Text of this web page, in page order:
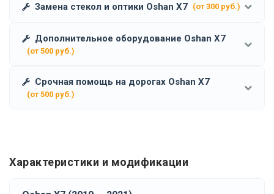
Замена стекол и оптики Oshan X7 (от 300 руб.)
Дополнительное оборудование Oshan X7
(от 500 руб.)
Срочная помощь на дорогах Oshan X7
(от 500 руб.)
Характеристики и модификации